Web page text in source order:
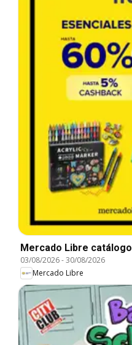
Mercado Libre catálogo
03/08/2026-30/08/2026
Mercado Libre